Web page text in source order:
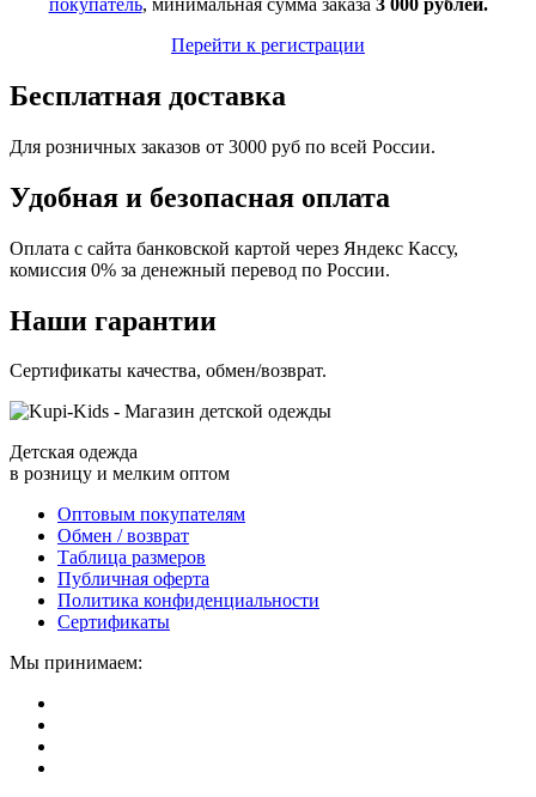
покупатель, минимальная сумма заказа 3 000 рублей.
Перейти к регистрации
Бесплатная доставка
Для розничных заказов от 3000 руб по всей России.
Удобная и безопасная оплата
Оплата с сайта банковской картой через Яндекс Кассу,
комиссия 0% за денежный перевод по России.
Наши гарантии
Сертификаты качества, обмен/возврат.
Детская одежда
в розницу и мелким оптом
Оптовым покупателям
Обмен / возврат
Таблица размеров
Публичная оферта
Политика конфиденциальности
Сертификаты
Мы принимаем: